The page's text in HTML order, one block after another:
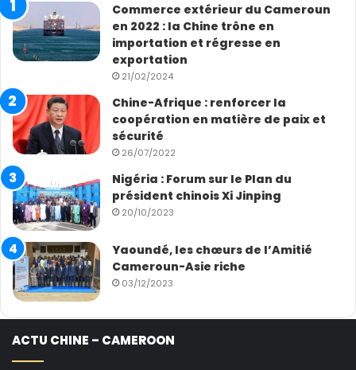
Commerce extérieur du Cameroun
en 2022 : la Chine trône en
importation et régresse en
exportation
21/02/2024
Chine-Afrique : renforcer la
coopération en matière de paix et
sécurité
26/07/2022
Nigéria : Forum sur le Plan du
président chinois Xi Jinping
20/10/2023
Yaoundé, les chœurs de l’Amitié
Cameroun-Asie riche
03/12/2023
ACTU CHINE – CAMEROON